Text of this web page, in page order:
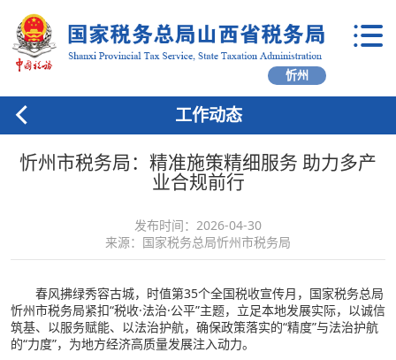
忻州
工作动态
忻州市税务局：精准施策精细服务 助力多产
业合规前行
发布时间：2026-04-30
来源：国家税务总局忻州市税务局
春风拂绿秀容古城，时值第35个全国税收宣传月，国家税务总局
忻州市税务局紧扣“税收·法治·公平”主题，立足本地发展实际，以诚信
筑基、以服务赋能、以法治护航，确保政策落实的“精度”与法治护航
的“力度”，为地方经济高质量发展注入动力。